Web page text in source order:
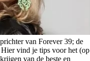
van Forever 39; de
vind je tips voor het (op
van de beste en